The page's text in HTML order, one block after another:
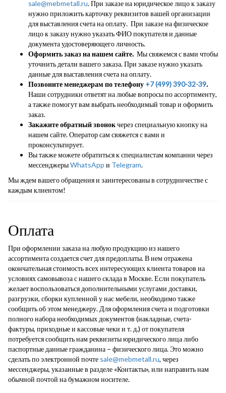
sale@mebmetall.ru. При заказе на юридическое лицо к заказу
нужно приложить карточку реквизитов вашей организации
для выставления счета на оплату. При заказе на физическое
лицо к заказу нужно указать ФИО покупателя и данные
документа удостоверяющего личность.
Оформить заказ на нашем сайте. Мы свяжемся с вами чтобы
уточнить детали вашего заказа. При заказе нужно указать
данные для выставления счета на оплату.
Позвоните менеджерам по телефону +7 (499) 390-32-39.
Наши сотрудники ответят на любые вопросы по ассортименту,
а также помогут вам выбрать необходимый товар и оформить
заказ.
Закажите обратный звонокчерез специальную кнопку на
нашем сайте. Оператор сам свяжется с вами и
проконсультирует.
Вы также можете обратиться к специалистам компании через
мессенджерыWhatsApp и Telegram.
Мы ждем вашего обращения и заинтересованы в сотрудничестве с
каждым клиентом!
Оплата
При оформлении заказа на любую продукцию из нашего
ассортимента создается счет для предоплаты. В нем отражена
окончательная стоимость всех интересующих клиента товаров на
условиях самовывоза с нашего склада в Москве. Если покупатель
желает воспользоваться дополнительными услугами доставки,
разгрузки, сборки купленной у нас мебели, необходимо также
сообщить об этом менеджеру. Для оформления счета и подготовки
полного набора необходимых документов (накладные, счета-
фактуры, приходные и кассовые чеки и т. д.) от покупателя
потребуется сообщить нам реквизиты юридического лица либо
паспортные данные гражданина – физического лица. Это можно
сделать по электронной почте sale@mebmetall.ru, через
мессенджеры, указанные в разделе «Контакты», или направить нам
обычной почтой на бумажном носителе.